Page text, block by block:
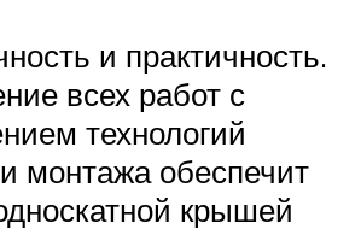
и практичность.
всех работ с
технологий
монтажа обеспечит
крышей